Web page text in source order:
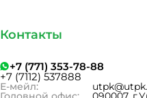
Контакты
+7 (771) 353-78-88
+7 (7112) 537888
Е-мейл: